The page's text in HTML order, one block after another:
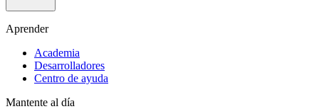
Aprender
Academia
Desarrolladores
Centro de ayuda
Mantente al día